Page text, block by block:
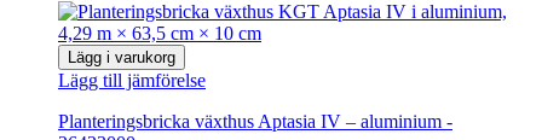
Lägg i varukorg
Lägg till jämförelse
Planteringsbricka växthus Aptasia IV – aluminium -